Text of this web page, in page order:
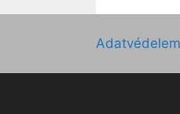
Adatvédelem